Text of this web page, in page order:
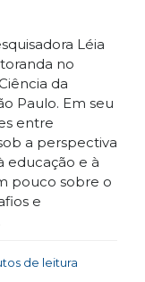
Léia
no
da
Paulo. Em seu
entre
a perspectiva
educação e à
pouco sobre o
e
de leitura